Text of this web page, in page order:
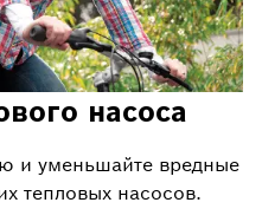
насоса
и уменьшайте вредные
тепловых насосов.